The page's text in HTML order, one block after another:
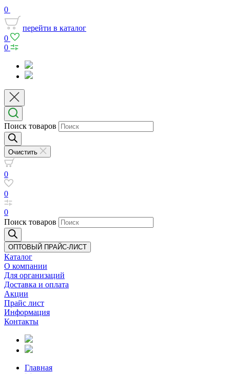
0
перейти в каталог
0
0
Поиск товаров
Очистить
0
0
0
Поиск товаров
ОПТОВЫЙ ПРАЙС-ЛИСТ
Каталог
О компании
Для организаций
Доставка и оплата
Акции
Прайс лист
Информация
Контакты
Главная